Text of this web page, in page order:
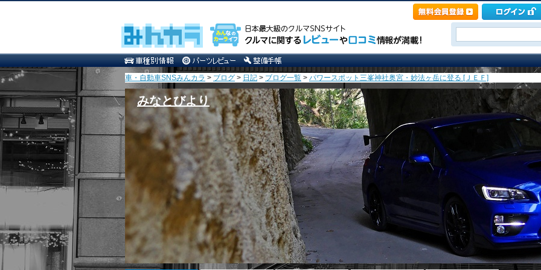
車・自動車SNSみんカラ > ブログ > 日記 > ブログ一覧 > パワースポット三峯神社奥宮・妙法ヶ岳に登る [ＪＥＦ]
みなとびより